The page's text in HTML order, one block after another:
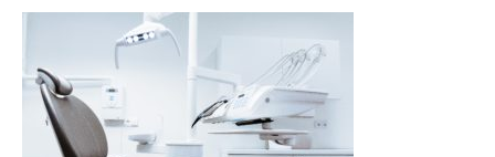
Priser
Nyheter